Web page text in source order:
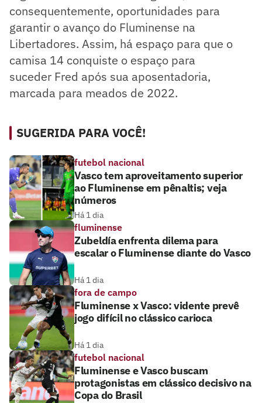
consequentemente, oportunidades para
garantir o avanço do Fluminense na
Libertadores. Assim, há espaço para que o
camisa 14 conquiste o espaço para
suceder Fred após sua aposentadoria,
marcada para meados de 2022.
SUGERIDA PARA VOCÊ!
futebol nacional
Vasco tem aproveitamento superior
ao Fluminense em pênaltis; veja
números
Há 1 dia
fluminense
Zubeldía enfrenta dilema para
escalar o Fluminense diante do Vasco
Há 1 dia
fora de campo
Fluminense x Vasco: vidente prevê
jogo difícil no clássico carioca
Há 1 dia
futebol nacional
Fluminense e Vasco buscam
protagonistas em clássico decisivo na
Copa do Brasil